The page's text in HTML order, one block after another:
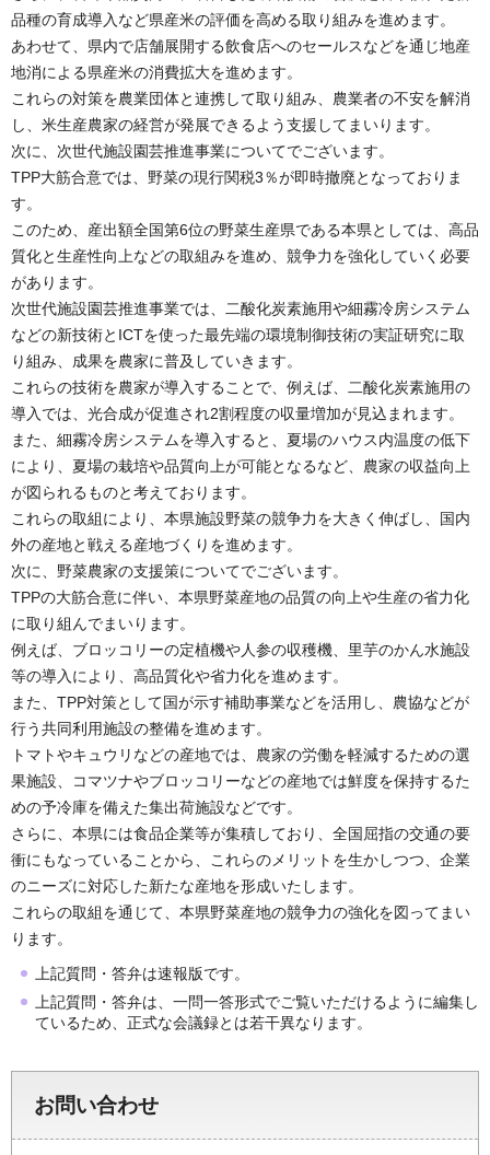
品種の育成導入など県産米の評価を高める取り組みを進めます。
あわせて、県内で店舗展開する飲食店へのセールスなどを通じ地産
地消による県産米の消費拡大を進めます。
これらの対策を農業団体と連携して取り組み、農業者の不安を解消
し、米生産農家の経営が発展できるよう支援してまいります。
次に、次世代施設園芸推進事業についてでございます。
TPP大筋合意では、野菜の現行関税3％が即時撤廃となっておりま
す。
このため、産出額全国第6位の野菜生産県である本県としては、高品
質化と生産性向上などの取組みを進め、競争力を強化していく必要
があります。
次世代施設園芸推進事業では、二酸化炭素施用や細霧冷房システム
などの新技術とICTを使った最先端の環境制御技術の実証研究に取
り組み、成果を農家に普及していきます。
これらの技術を農家が導入することで、例えば、二酸化炭素施用の
導入では、光合成が促進され2割程度の収量増加が見込まれます。
また、細霧冷房システムを導入すると、夏場のハウス内温度の低下
により、夏場の栽培や品質向上が可能となるなど、農家の収益向上
が図られるものと考えております。
これらの取組により、本県施設野菜の競争力を大きく伸ばし、国内
外の産地と戦える産地づくりを進めます。
次に、野菜農家の支援策についてでございます。
TPPの大筋合意に伴い、本県野菜産地の品質の向上や生産の省力化
に取り組んでまいります。
例えば、ブロッコリーの定植機や人参の収穫機、里芋のかん水施設
等の導入により、高品質化や省力化を進めます。
また、TPP対策として国が示す補助事業などを活用し、農協などが
行う共同利用施設の整備を進めます。
トマトやキュウリなどの産地では、農家の労働を軽減するための選
果施設、コマツナやブロッコリーなどの産地では鮮度を保持するた
めの予冷庫を備えた集出荷施設などです。
さらに、本県には食品企業等が集積しており、全国屈指の交通の要
衝にもなっていることから、これらのメリットを生かしつつ、企業
のニーズに対応した新たな産地を形成いたします。
これらの取組を通じて、本県野菜産地の競争力の強化を図ってまい
ります。
上記質問・答弁は速報版です。
上記質問・答弁は、一問一答形式でご覧いただけるように編集し
ているため、正式な会議録とは若干異なります。
お問い合わせ